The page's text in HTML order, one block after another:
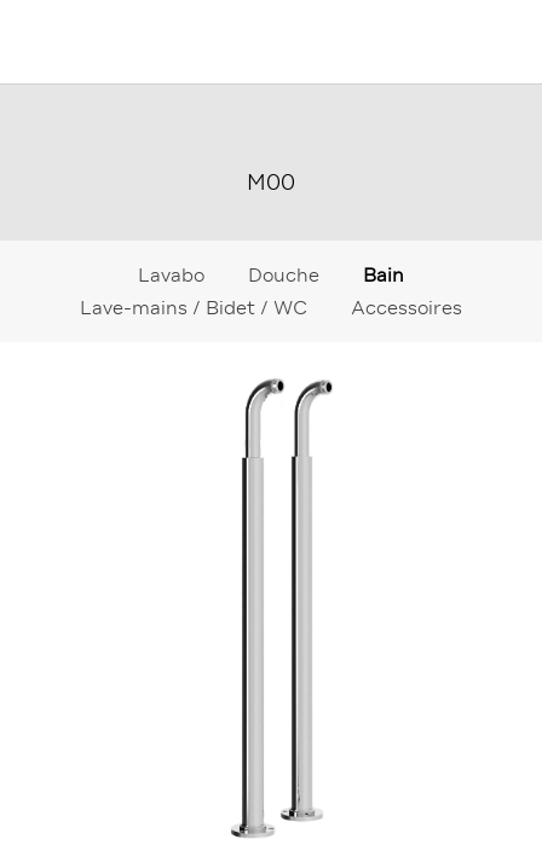
M00
Lavabo Douche
Bain
Lave-mains / Bidet / WC
Accessoires